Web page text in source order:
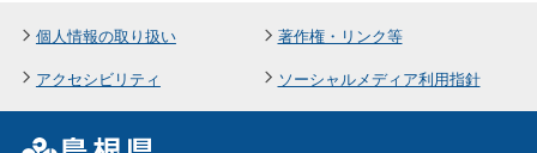
個人情報の取り扱い
著作権・リンク等
アクセシビリティ
ソーシャルメディア利用指針